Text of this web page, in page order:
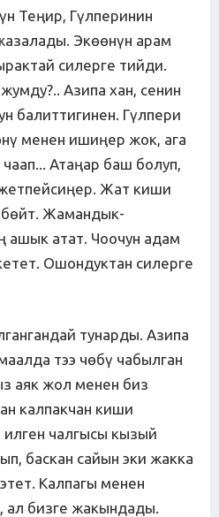
Теңир, Гүлперинин
Экөөнүн арам
силерге тийди.
Азипа хан, сенин
балиттигинен. Гүлпери
менен ишиңер жок, ага
Атаңар баш болуп,
Жат киши
Жамандык-
ашык атат. Чоочун адам
Ошондуктан силерге
тунарды. Азипа
тээ чөбү чабылган
аяк жол менен биз
калпакчан киши
чалгысы кызый
баскан сайын эки жакка
Калпагы менен
ал бизге жакындады.